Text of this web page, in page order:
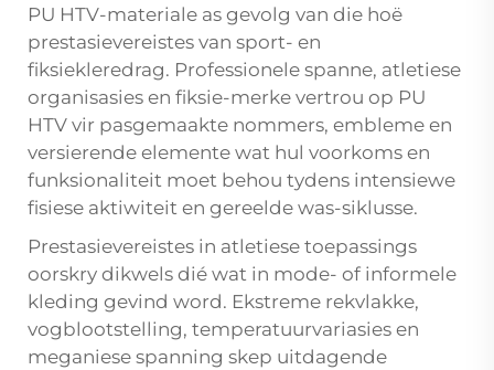
PU HTV-materiale as gevolg van die hoë
prestasievereistes van sport- en
fiksiekleredrag. Professionele spanne, atletiese
organisasies en fiksie-merke vertrou op PU
HTV vir pasgemaakte nommers, embleme en
versierende elemente wat hul voorkoms en
funksionaliteit moet behou tydens intensiewe
fisiese aktiwiteit en gereelde was-siklusse.
Prestasievereistes in atletiese toepassings
oorskry dikwels dié wat in mode- of informele
kleding gevind word. Ekstreme rekvlakke,
vogblootstelling, temperatuurvariasies en
meganiese spanning skep uitdagende